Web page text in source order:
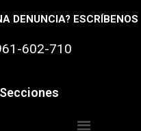
DENUNCIA? ESCRÍBENOS
602-710